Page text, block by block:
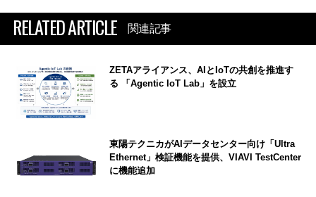
RELATED ARTICLE 関連記事
ZETAアライアンス、AIとIoTの共創を推進す
る 「Agentic IoT Lab」を設立
東陽テクニカがAIデータセンター向け「Ultra
Ethernet」検証機能を提供、VIAVI TestCenter
に機能追加